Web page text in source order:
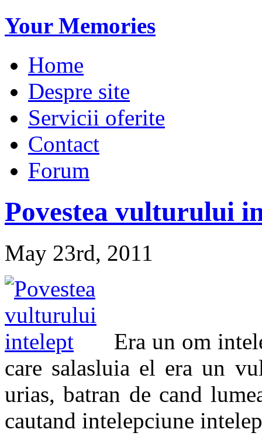
Your Memories
Home
Despre site
Servicii oferite
Contact
Forum
Povestea vulturului
May 23rd, 2011
Era un om
care salasluia el era un
urias, batran de cand
cautand intelepciune